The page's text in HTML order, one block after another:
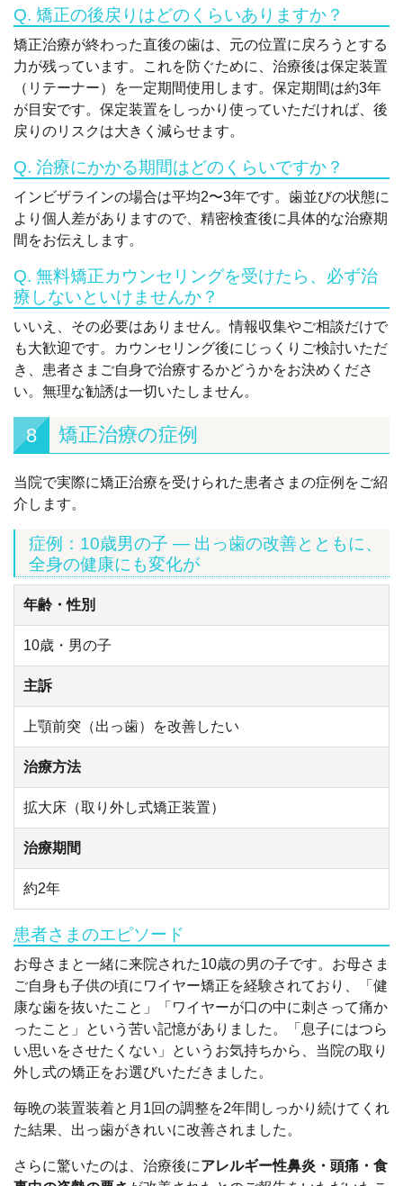
Q. 矯正の後戻りはどのくらいありますか？
矯正治療が終わった直後の歯は、元の位置に戻ろうとする
力が残っています。これを防ぐために、治療後は保定装置
（リテーナー）を一定期間使用します。保定期間は約3年
が目安です。保定装置をしっかり使っていただければ、後
戻りのリスクは大きく減らせます。
Q. 治療にかかる期間はどのくらいですか？
インビザラインの場合は平均2〜3年です。歯並びの状態に
より個人差がありますので、精密検査後に具体的な治療期
間をお伝えします。
Q. 無料矯正カウンセリングを受けたら、必ず治
療しないといけませんか？
いいえ、その必要はありません。情報収集やご相談だけで
も大歓迎です。カウンセリング後にじっくりご検討いただ
き、患者さまご自身で治療するかどうかをお決めくださ
い。無理な勧誘は一切いたしません。
8 矯正治療の症例
当院で実際に矯正治療を受けられた患者さまの症例をご紹
介します。
症例：10歳男の子 — 出っ歯の改善とともに、
全身の健康にも変化が
年齢・性別
10歳・男の子
主訴
上顎前突（出っ歯）を改善したい
治療方法
拡大床（取り外し式矯正装置）
治療期間
約2年
患者さまのエピソード
お母さまと一緒に来院された10歳の男の子です。お母さま
ご自身も子供の頃にワイヤー矯正を経験されており、「健
康な歯を抜いたこと」「ワイヤーが口の中に刺さって痛か
ったこと」という苦い記憶がありました。「息子にはつら
い思いをさせたくない」というお気持ちから、当院の取り
外し式の矯正をお選びいただきました。
毎晩の装置装着と月1回の調整を2年間しっかり続けてくれ
た結果、出っ歯がきれいに改善されました。
さらに驚いたのは、治療後にアレルギー性鼻炎・頭痛・食